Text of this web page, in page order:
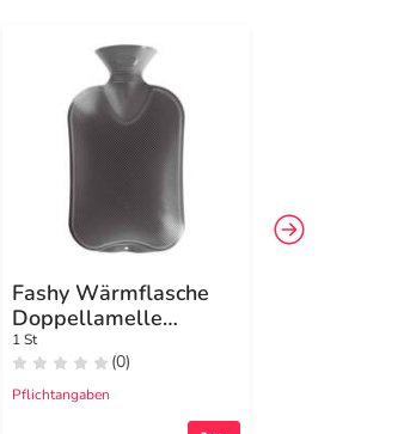
Fashy Wärmflasche
Doppellamelle
anthrazit
1 St
(0)
Pflichtangaben